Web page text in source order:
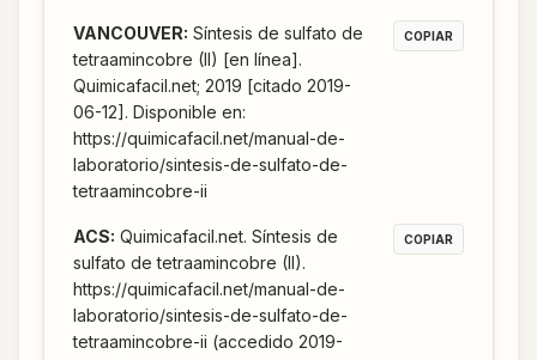
VANCOUVER: Síntesis de sulfato de
tetraamincobre (II) [en línea].
Quimicafacil.net; 2019 [citado 2019-
06-12]. Disponible en:
https://quimicafacil.net/manual-de-
laboratorio/sintesis-de-sulfato-de-
tetraamincobre-ii
COPIAR
ACS: Quimicafacil.net. Síntesis de
sulfato de tetraamincobre (II).
https://quimicafacil.net/manual-de-
laboratorio/sintesis-de-sulfato-de-
tetraamincobre-ii (accedido 2019-
COPIAR